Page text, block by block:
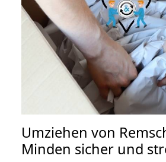
Umziehen von
Minden sicher und